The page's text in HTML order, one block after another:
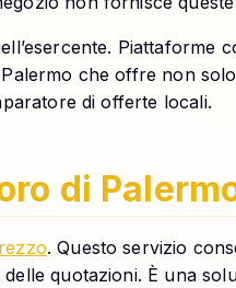
Piattaforme
che offre non
di offerte locali.
di
. Questo servizio
quotazioni. È una